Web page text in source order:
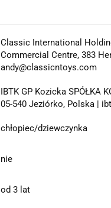
Classic International
Commercial Centre, 383
andy@classicntoys.com
IBTK GP Kozicka SPÓŁKA
05-540 Jeziórko, Polska |
chłopiec/dziewczynka
nie
od 3 lat